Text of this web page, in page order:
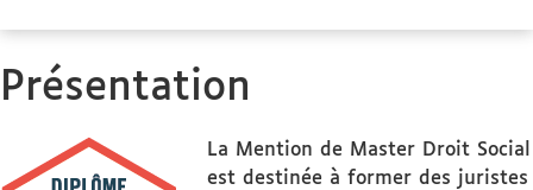
Présentation
La Mention de Master Droit Social
est destinée à former des juristes